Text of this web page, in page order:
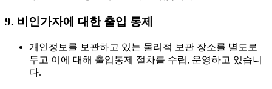
9. 비인가자에 대한 출입 통제
개인정보를 보관하고 있는 물리적 보관 장소를 별도로
두고 이에 대해 출입통제 절차를 수립, 운영하고 있습니
다.